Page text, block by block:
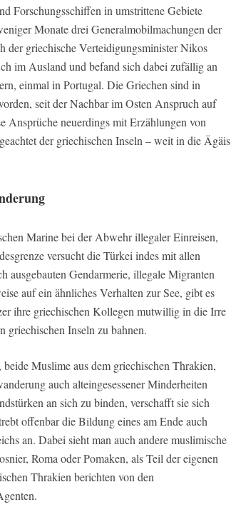
Forschungsschiffen in umstrittene Gebiete
Monate drei Generalmobilmachungen der
der griechische Verteidigungsminister Nikos
im Ausland und befand sich dabei zufällig an
einmal in Portugal. Die Griechen sind in
seit der Nachbar im Osten Anspruch auf
Ansprüche neuerdings mit Erzählungen von
der griechischen Inseln – weit in die Ägäis
Marine bei der Abwehr illegaler Einreisen,
versucht die Türkei indes mit allen
ausgebauten Gendarmerie, illegale Migranten
auf ein ähnliches Verhalten zur See, gibt es
ihre griechischen Kollegen mutwillig in die Irre
griechischen Inseln zu bahnen.
Muslime aus dem griechischen Thrakien,
auch alteingesessener Minderheiten
an sich zu binden, verschafft sie sich
offenbar die Bildung eines am Ende auch
an. Dabei sieht man auch andere muslimische
Roma oder Pomaken, als Teil der eigenen
Thrakien berichten von den